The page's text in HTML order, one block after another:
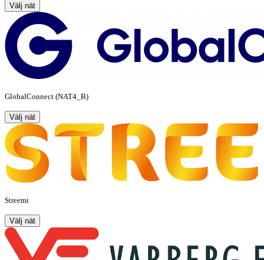
Välj nät
GlobalConnect (NAT4_B)
Välj nät
Streemi
Välj nät